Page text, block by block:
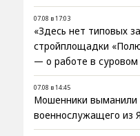
07.08 в 17:03
«Здесь нет типовых
стройплощадки
— о работе в суровом
07.08 в 14:45
Мошенники выманили
военнослужащего из